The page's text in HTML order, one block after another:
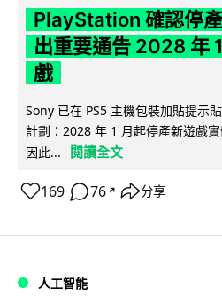
PlayStation 確認停
出重要通告 2028 年
戲
Sony 已在 PS5 主機包裝加貼提示
計劃：2028 年 1 月起停產新遊戲
因此...
閱讀全文
169 76 ↗ 分享
人工智能